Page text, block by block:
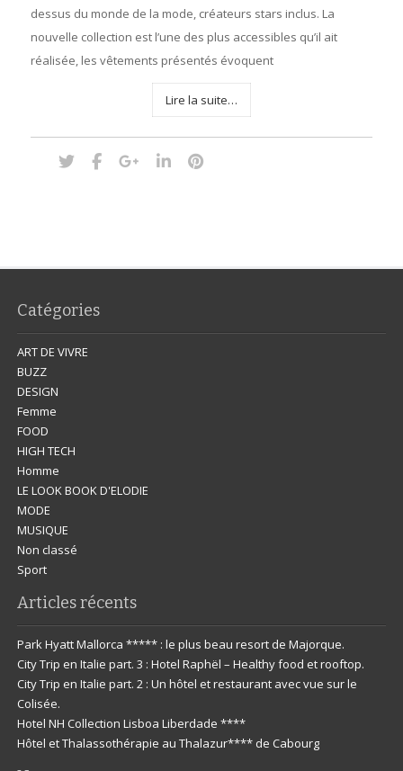
dessus du monde de la mode, créateurs stars inclus. La
nouvelle collection est l’une des plus accessibles qu’il ait
réalisée, les vêtements présentés évoquent
Lire la suite…
Catégories
ART DE VIVRE
BUZZ
DESIGN
Femme
FOOD
HIGH TECH
Homme
LE LOOK BOOK D'ELODIE
MODE
MUSIQUE
Non classé
Sport
Articles récents
Park Hyatt Mallorca ***** : le plus beau resort de Majorque.
City Trip en Italie part. 3 : Hotel Raphël – Healthy food et rooftop.
City Trip en Italie part. 2 : Un hôtel et restaurant avec vue sur le
Colisée.
Hotel NH Collection Lisboa Liberdade ****
Hôtel et Thalassothérapie au Thalazur**** de Cabourg